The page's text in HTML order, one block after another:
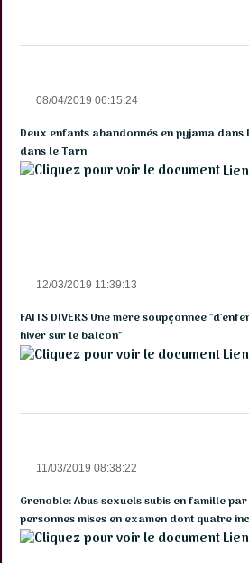
08/04/2019 06:15:24
Deux enfants abandonnés en pyjama dans
dans le Tarn
12/03/2019 11:39:13
FAITS DIVERS Une mère soupçonnée
hiver sur le balcon"
11/03/2019 08:38:22
Grenoble: Abus sexuels subis en famille
personnes mises en examen dont quatre